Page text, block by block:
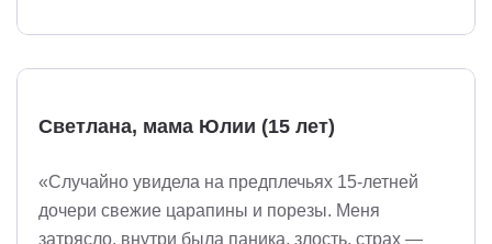
Светлана, мама Юлии (15 лет)
«Случайно увидела на предплечьях 15-летней
дочери свежие царапины и порезы. Меня
затрясло, внутри была паника, злость, страх —